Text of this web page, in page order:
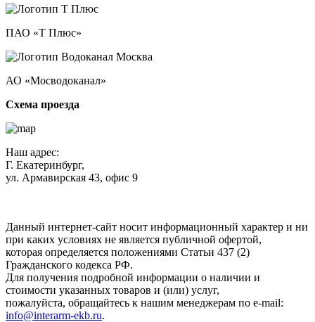
ПАО «Т Плюс»
АО «Мосводоканал»
Схема проезда
Наш адрес:
Г. Екатеринбург,
ул. Армавирская 43, офис 9
Данный интернет-сайт носит информационный характер и ни
при каких условиях не является публичной офертой,
которая определяется положениями Статьи 437 (2)
Гражданского кодекса РФ.
Для получения подробной информации о наличии и
стоимости указанных товаров и (или) услуг,
пожалуйста, обращайтесь к нашим менеджерам по e-mail:
info@interarm-ekb.ru.